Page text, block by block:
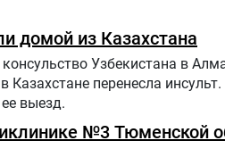
домой из Казахстана
Узбекистана в
Казахстане перенесла
выезд.
№3 Тюменской